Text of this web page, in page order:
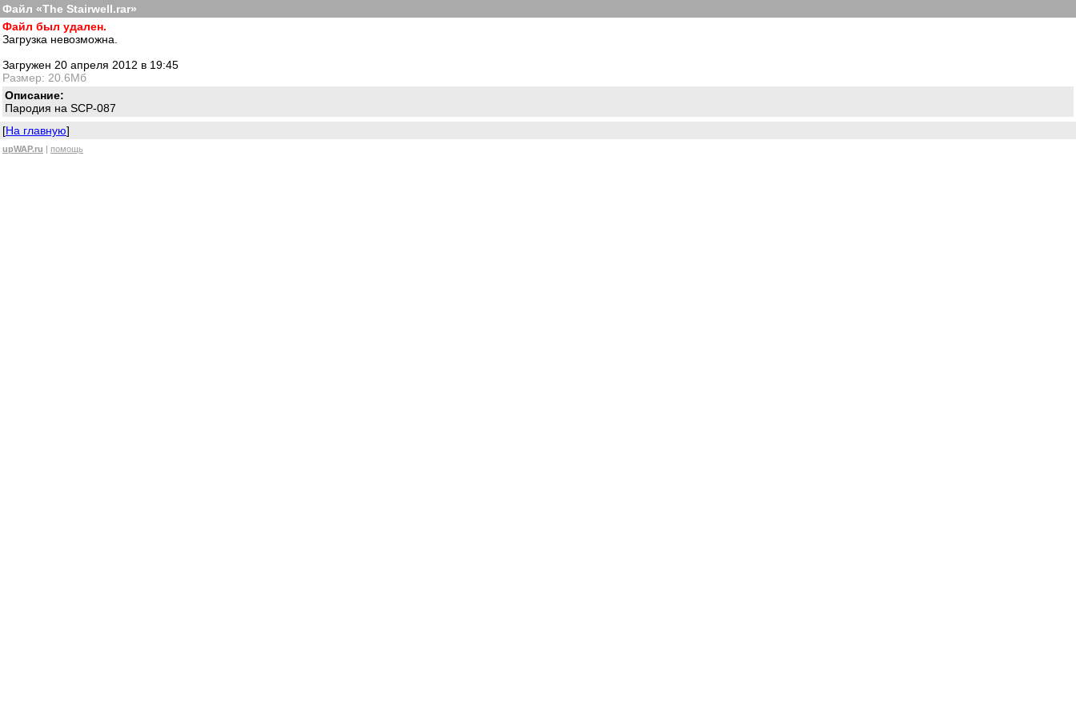
Файл «The Stairwell.rar»
Файл был удален.
Загрузка невозможна.
Загружен 20 апреля 2012 в 19:45
Размер: 20.6Мб
Описание:
Пародия на SCP-087
[На главную]
upWAP.ru | помощь